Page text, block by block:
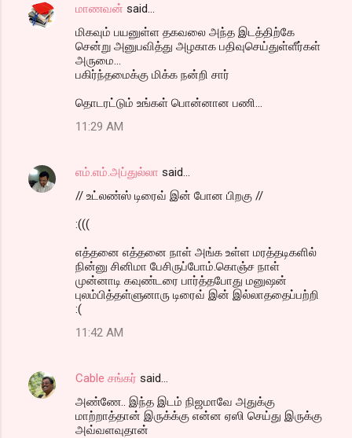
மாணவன் said…
மிகவும் பயனுள்ள தகவலை அந்த இடத்திற்கே
சென்று அனுபவித்து அழகாக பதிவுசெய்துள்ளீர்கள்
அருமை...
பகிர்ந்தமைக்கு மிக்க நன்றி சார்
தொடரட்டும் உங்கள் பொன்னான பணி...
11:29 AM
எம்.எம்.அப்துல்லா said…
// உட்லண்ஸ் டிரைவ் இன் போன பிறகு //
:(((
எத்தனை எத்தனை நாள் அங்க உள்ள மரத்தடிகளில்
நின்னு சினிமா பேசிருப்போம்.கொஞ்ச நாள்
முன்னாடி கவுண்டரை பார்த்தபோது மனுஷன்
புலம்பித்தள்ளுனாரு டிரைவ் இன் இல்லாததைப்பற்றி
:(
11:42 AM
Cable சங்கர் said…
அண்ணே.. இந்த இடம் நிஜமாவே அதுக்கு
மாற்றாத்தான் இருக்க்கு என்ன ஏஸி செய்து இருக்கு
அவ்வளவுதான்